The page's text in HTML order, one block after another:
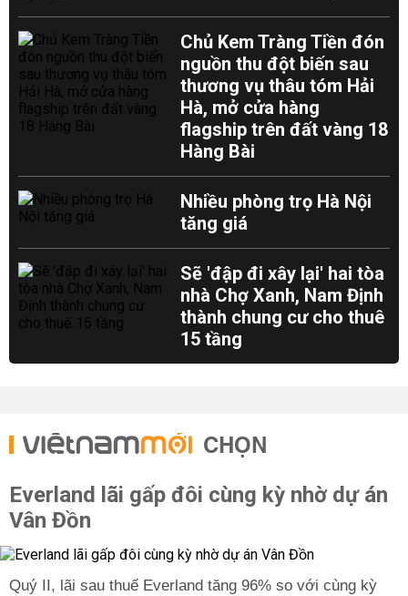
Chủ Kem Tràng Tiền đón
nguồn thu đột biến sau
thương vụ thâu tóm Hải
Hà, mở cửa hàng
flagship trên đất vàng 18
Hàng Bài
Nhiều phòng trọ Hà Nội
tăng giá
Sẽ 'đập đi xây lại' hai tòa
nhà Chợ Xanh, Nam Định
thành chung cư cho thuê
15 tầng
CHỌN
Everland lãi gấp đôi cùng kỳ nhờ dự án
Vân Đồn
Quý II, lãi sau thuế Everland tăng 96% so với cùng kỳ